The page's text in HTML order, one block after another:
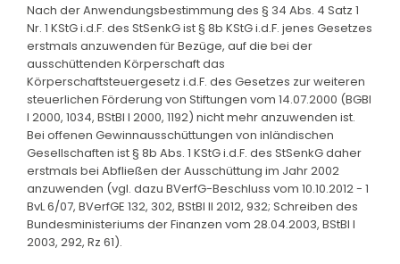
Nach der Anwendungsbestimmung des § 34 Abs. 4 Satz 1
Nr. 1 KStG i.d.F. des StSenkG ist § 8b KStG i.d.F. jenes Gesetzes
erstmals anzuwenden für Bezüge, auf die bei der
ausschüttenden Körperschaft das
Körperschaftsteuergesetz i.d.F. des Gesetzes zur weiteren
steuerlichen Förderung von Stiftungen vom 14.07.2000 (BGBl
I 2000, 1034, BStBl I 2000, 1192) nicht mehr anzuwenden ist.
Bei offenen Gewinnausschüttungen von inländischen
Gesellschaften ist § 8b Abs. 1 KStG i.d.F. des StSenkG daher
erstmals bei Abfließen der Ausschüttung im Jahr 2002
anzuwenden (vgl. dazu BVerfG-Beschluss vom 10.10.2012 - 1
BvL 6/07, BVerfGE 132, 302, BStBl II 2012, 932; Schreiben des
Bundesministeriums der Finanzen vom 28.04.2003, BStBl I
2003, 292, Rz 61).